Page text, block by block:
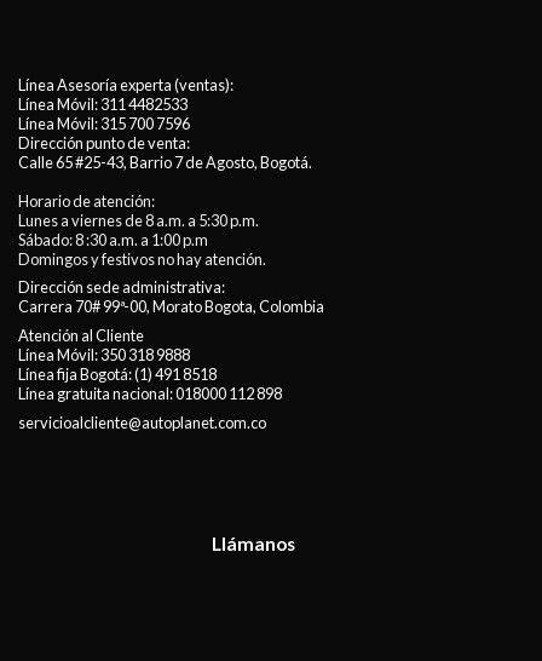
Línea Asesoría experta (ventas):
Línea Móvil:311 4482533
Línea Móvil:315 700 7596
Dirección punto de venta:
Calle 65 #25-43, Barrio 7 de Agosto, Bogotá.
Horario de atención:
Lunes a viernes de 8 a.m. a 5:30 p.m.
Sábado: 8 :30 a.m. a 1:00 p.m
Domingos y festivos no hay atención.
Dirección sede administrativa:
Carrera 70# 99ª-00, Morato Bogota, Colombia
Atención al Cliente
Línea Móvil:350 318 9888
Línea fija Bogotá:(1) 491 8518
Línea gratuita nacional:018000 112 898
servicioalcliente@autoplanet.com.co
Llámanos